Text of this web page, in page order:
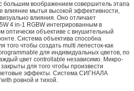
большим воображением совершитель этапа
влияние мытья высокой эффективности,
влияния. Оно отличает
4 in-1 RGBW интегрированным в
оптически объективе с внушительный
Система объектива способна
того чтобы создать multi лепесток-как
для индивидуальных цветов, по
цвет controllable независимо. Микро-
для того чтобы произвести
эффекты. Система СИГНАЛА
ровной и тихой.